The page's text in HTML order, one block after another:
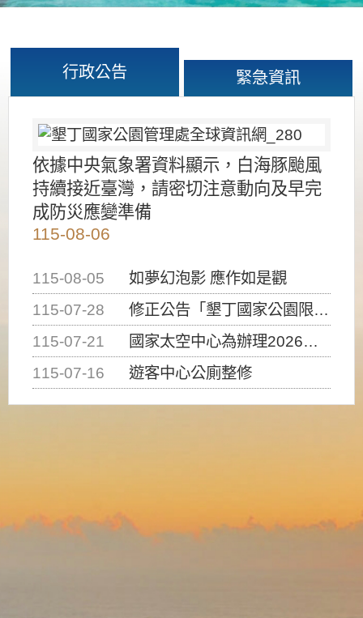
行政公告 緊急資訊
依據中央氣象署資料顯示，白海豚颱風
持續接近臺灣，請密切注意動向及早完
成防災應變準備
115-08-06
115-08-05
如夢幻泡影 應作如是觀
115-07-28
修正公告「墾丁國家公園限制水域遊憩活動之種類、範圍、時間及行為」，自即日生效。
115-07-21
國家太空中心為辦理2026台灣盃火箭競賽，陸、海、空域警戒及協調相關事宜，因颱風備案事宜
115-07-16
遊客中心公廁整修